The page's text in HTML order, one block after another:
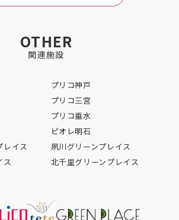
OTHER
関連施設
プリコ神戸
プリコ三宮
プリコ垂水
ピオレ明石
レイス
夙川グリーンプレイス
ス
北千里グリーンプレイス